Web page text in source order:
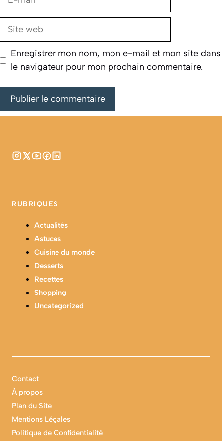
Site
Enregistrer mon nom, mon e-mail et mon site dans
le navigateur pour mon prochain commentaire.
RUBRIQUES
Actualités
Astuces
Cuisine du monde
Desserts
Recettes
Shopping
Uncategorized
Contact
À propos
Plan du Site
Mentions Légales
Politique de Confidentialité